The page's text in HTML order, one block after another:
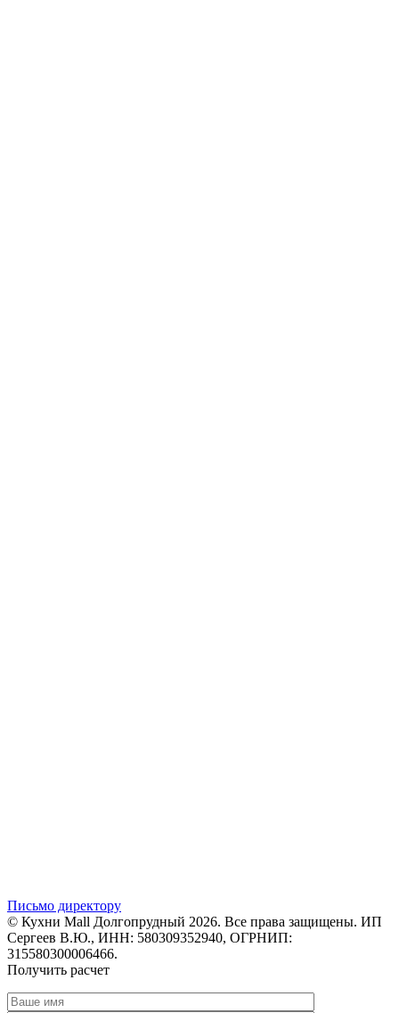
Письмо директору
© Кухни Mall Долгопрудный 2026. Все права защищены. ИП
Сергеев В.Ю., ИНН: 580309352940, ОГРНИП:
315580300006466.
Получить расчет